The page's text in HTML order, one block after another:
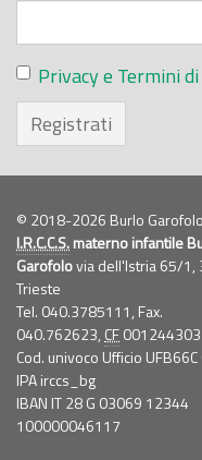
Privacy e Termini
Registrati
© 2018-2026 Burlo Garofolo
I.R.C.C.S.materno infantile
Garofolovia dell'Istria 65/1,
Trieste
Tel. 040.3785111, Fax.
040.762623, CF
Cod. univoco Ufficio UFB66C
IPA irccs_bg
IBAN IT 28 G 03069 12344
100000046117